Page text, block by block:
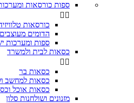
ספות כורסאות
 
כורסאות
הדומים
ספות ומערכות
כסאות לבית ולמשרד
 
כסאות בר
כסאות למחשב
כסאות אוכל
מזנונים ושולחנות סלון